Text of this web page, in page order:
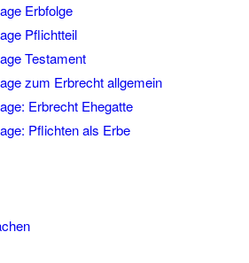
Erbfolge
Pflichtteil
Testament
zum Erbrecht allgemein
Erbrecht Ehegatte
Pflichten als Erbe